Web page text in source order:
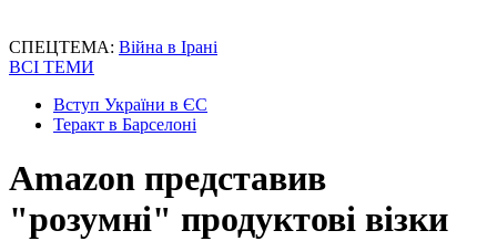
СПЕЦТЕМА: Війна в Ірані
ВСІ ТЕМИ
Вступ України в ЄС
Теракт в Барселоні
Amazon представив
"розумні" продуктові візки